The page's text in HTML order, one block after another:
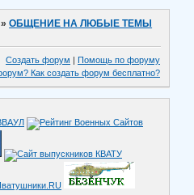
»ОБЩЕНИЕ НА ЛЮБЫЕ ТЕМЫ
Создать форум | Помощь по форуму